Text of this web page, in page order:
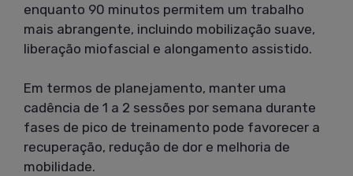
enquanto 90 minutos permitem um trabalho
mais abrangente, incluindo mobilização suave,
liberação miofascial e alongamento assistido.
Em termos de planejamento, manter uma
cadência de 1 a 2 sessões por semana durante
fases de pico de treinamento pode favorecer a
recuperação, redução de dor e melhoria de
mobilidade.